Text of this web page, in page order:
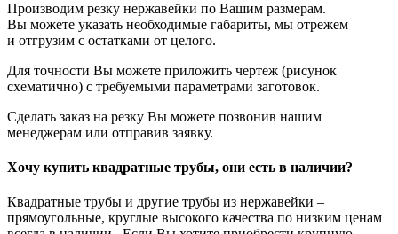
Производим резку нержавейки по Вашим размерам.
Вы можете указать необходимые габариты, мы отрежем
и отгрузим с остатками от целого.
Для точности Вы можете приложить чертеж (рисунок
схематично) с требуемыми параметрами заготовок.
Сделать заказ на резку Вы можете позвонив нашим
менеджерам или отправив заявку.
Хочу купить квадратные трубы, они есть в наличии?
Квадратные трубы и другие трубы из нержавейки –
прямоугольные, круглые высокого качества по низким ценам